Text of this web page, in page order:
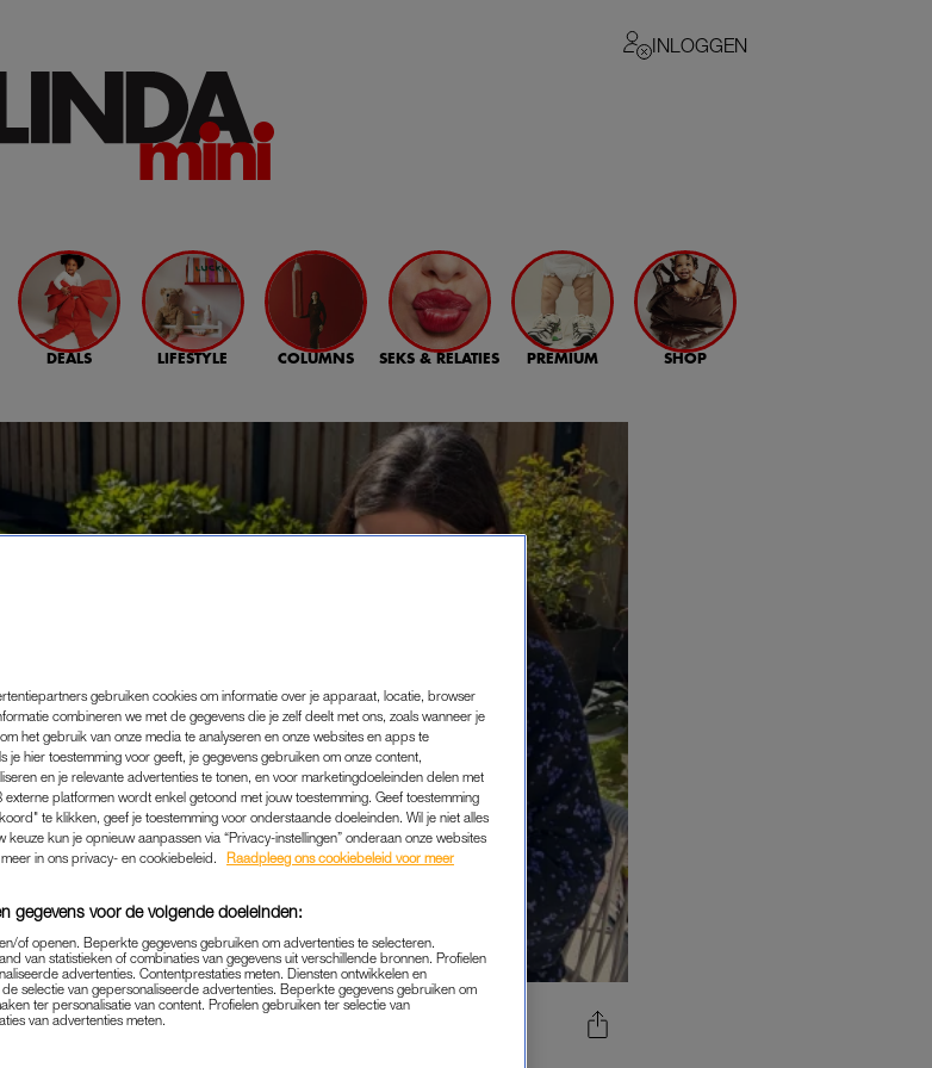
INLOGGEN
DEALS LIFESTYLE COLUMNS SEKS & RELATIES PREMIUM SHOP
|BIJZONDERE BEVALLINGEN
gebruiken cookies om informatie over je apparaat, locatie, browser
combineren we met de gegevens die je zelf deelt met ons, zoals wanneer je
het gebruik van onze media te analyseren en onze websites en apps te
je hier toestemming voor geeft, je gegevens gebruiken om onze content,
en je relevante advertenties te tonen, en voor marketingdoeleinden delen met
platformen wordt enkel getoond met jouw toestemming. Geef toestemming
te klikken, geef je toestemming voor onderstaande doeleinden. Wil je niet alles
keuze kun je opnieuw aanpassen via “Privacy-instellingen” onderaan onze websites
in ons privacy- en cookiebeleid.
Raadpleeg ons cookiebeleid voor meer
gegevens voor de volgende doeleinden:
of openen. Beperkte gegevens gebruiken om advertenties te selecteren.
van statistieken of combinaties van gegevens uit verschillende bronnen. Profielen
advertenties. Contentprestaties meten. Diensten ontwikkelen en
selectie van gepersonaliseerde advertenties. Beperkte gegevens gebruiken om
ter personalisatie van content. Profielen gebruiken ter selectie van
van advertenties meten.